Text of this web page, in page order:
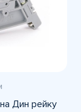
Дин рейку